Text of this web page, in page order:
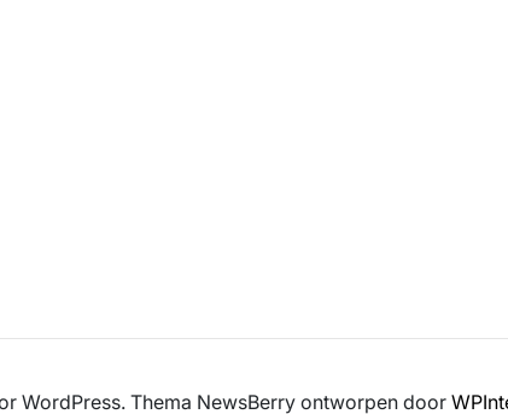
WordPress. Thema NewsBerry ontworpen door